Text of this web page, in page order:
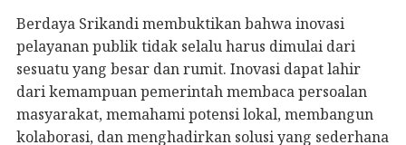
Berdaya Srikandi membuktikan bahwa inovasi
pelayanan publik tidak selalu harus dimulai dari
sesuatu yang besar dan rumit. Inovasi dapat lahir
dari kemampuan pemerintah membaca persoalan
masyarakat, memahami potensi lokal, membangun
kolaborasi, dan menghadirkan solusi yang sederhana